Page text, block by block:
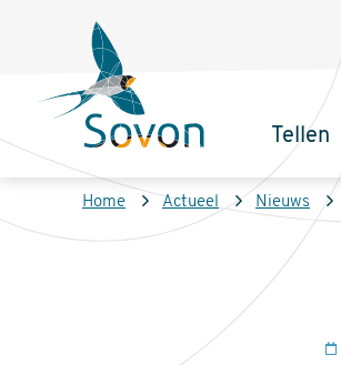
inhoud
Sovon
Homepage
Tellen
Kruimelpad
Home Actueel Nieuws